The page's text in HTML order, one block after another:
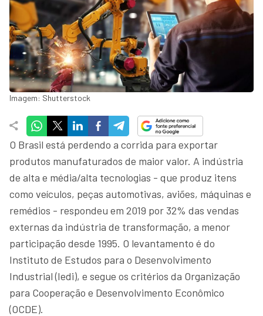
Imagem: Shutterstock
O Brasil está perdendo a corrida para exportar
produtos manufaturados de maior valor. A indústria
de alta e média/alta tecnologias - que produz itens
como veículos, peças automotivas, aviões, máquinas e
remédios - respondeu em 2019 por 32% das vendas
externas da indústria de transformação, a menor
participação desde 1995. O levantamento é do
Instituto de Estudos para o Desenvolvimento
Industrial (Iedi), e segue os critérios da Organização
para Cooperação e Desenvolvimento Econômico
(OCDE).